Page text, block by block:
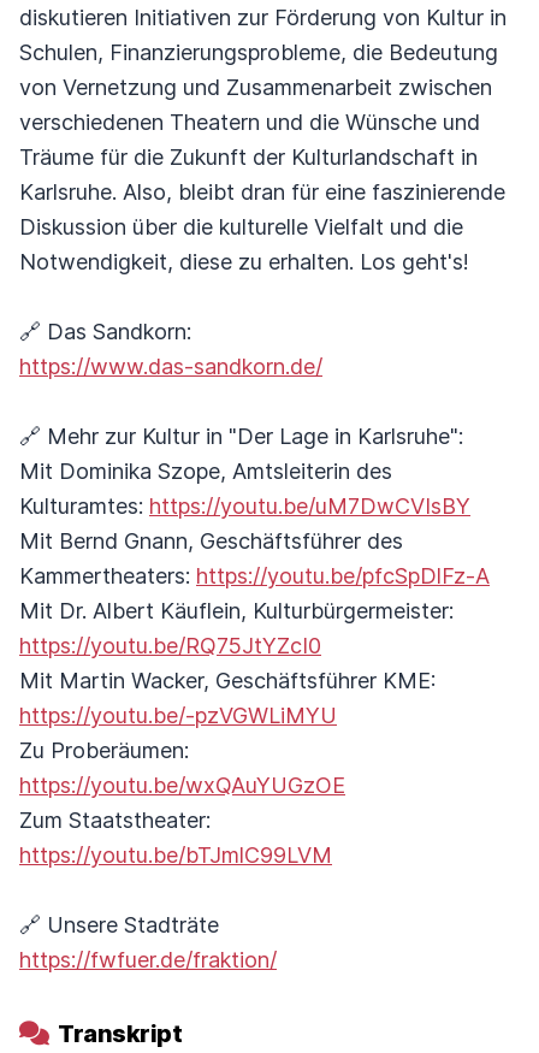
diskutieren Initiativen zur Förderung von Kultur in
Schulen, Finanzierungsprobleme, die Bedeutung
von Vernetzung und Zusammenarbeit zwischen
verschiedenen Theatern und die Wünsche und
Träume für die Zukunft der Kulturlandschaft in
Karlsruhe. Also, bleibt dran für eine faszinierende
Diskussion über die kulturelle Vielfalt und die
Notwendigkeit, diese zu erhalten. Los geht's!
🔗 Das Sandkorn:
https://www.das-sandkorn.de/
🔗 Mehr zur Kultur in "Der Lage in Karlsruhe":
Mit Dominika Szope, Amtsleiterin des
Kulturamtes: https://youtu.be/uM7DwCVIsBY
Mit Bernd Gnann, Geschäftsführer des
Kammertheaters: https://youtu.be/pfcSpDlFz-A
Mit Dr. Albert Käuflein, Kulturbürgermeister:
https://youtu.be/RQ75JtYZcI0
Mit Martin Wacker, Geschäftsführer KME:
https://youtu.be/-pzVGWLiMYU
Zu Proberäumen:
https://youtu.be/wxQAuYUGzOE
Zum Staatstheater:
https://youtu.be/bTJmlC99LVM
🔗 Unsere Stadträte
https://fwfuer.de/fraktion/
Transkript